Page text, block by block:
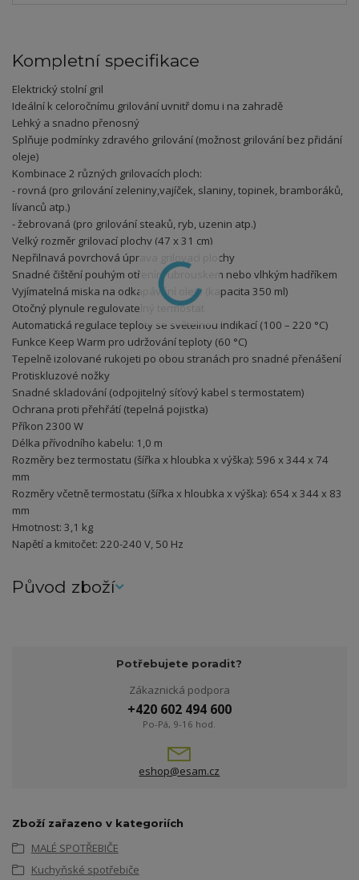
Kompletní specifikace
Elektrický stolní gril
Ideální k celoročnímu grilování uvnitř domu i na zahradě
Lehký a snadno přenosný
Splňuje podmínky zdravého grilování (možnost grilování bez přidání
oleje)
Kombinace 2 různých grilovacích ploch:
- rovná (pro grilování zeleniny,vajíček, slaniny, topinek, bramboráků,
lívanců atp.)
- žebrovaná (pro grilování steaků, ryb, uzenin atp.)
Velký rozměr grilovací plochy (47 x 31 cm)
Nepřilnavá povrchová úprava grilovací plochy
Snadné čištění pouhým otřením ubrouskem nebo vlhkým hadříkem
Vyjímatelná miska na odkapávání oleje (kapacita 350 ml)
Otočný plynule regulovatelný termostat
Automatická regulace teploty se světelnou indikací (100 – 220 °C)
Funkce Keep Warm pro udržování teploty (60 °C)
Tepelně izolované rukojeti po obou stranách pro snadné přenášení
Protiskluzové nožky
Snadné skladování (odpojitelný síťový kabel s termostatem)
Ochrana proti přehřátí (tepelná pojistka)
Příkon 2300 W
Délka přívodního kabelu: 1,0 m
Rozměry bez termostatu (šířka x hloubka x výška): 596 x 344 x 74
mm
Rozměry včetně termostatu (šířka x hloubka x výška): 654 x 344 x 83
mm
Hmotnost: 3,1 kg
Napětí a kmitočet: 220-240 V, 50 Hz
Původ zboží
Potřebujete poradit?
Zákaznická podpora
+420 602 494 600
Po-Pá, 9-16 hod.
eshop@esam.cz
Zboží zařazeno v kategoriích
MALÉ SPOTŘEBIČE
Kuchyňské spotřebiče